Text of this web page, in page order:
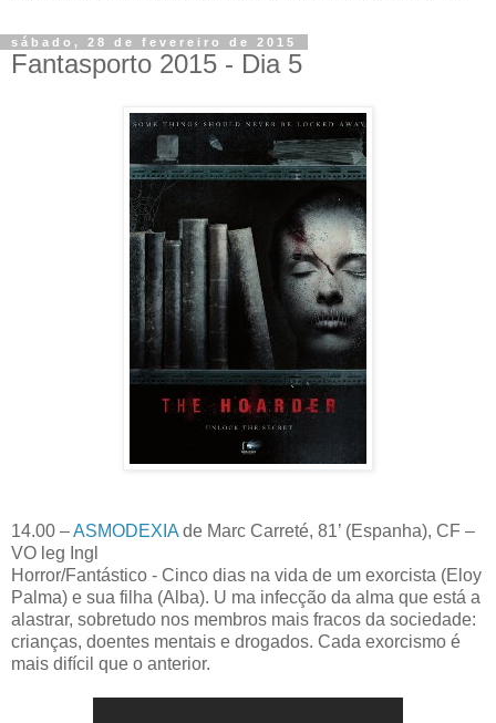
sábado, 28 de fevereiro de 2015
Fantasporto 2015 - Dia 5
14.00 –ASMODEXIA de Marc Carreté, 81’ (Espanha), CF –
VO leg Ingl
Horror/Fantástico - Cinco dias na vida de um exorcista (Eloy
Palma) e sua filha (Alba). U ma infecção da alma que está a
alastrar, sobretudo nos membros mais fracos da sociedade:
crianças, doentes mentais e drogados. Cada exorcismo é
mais difícil que o anterior.